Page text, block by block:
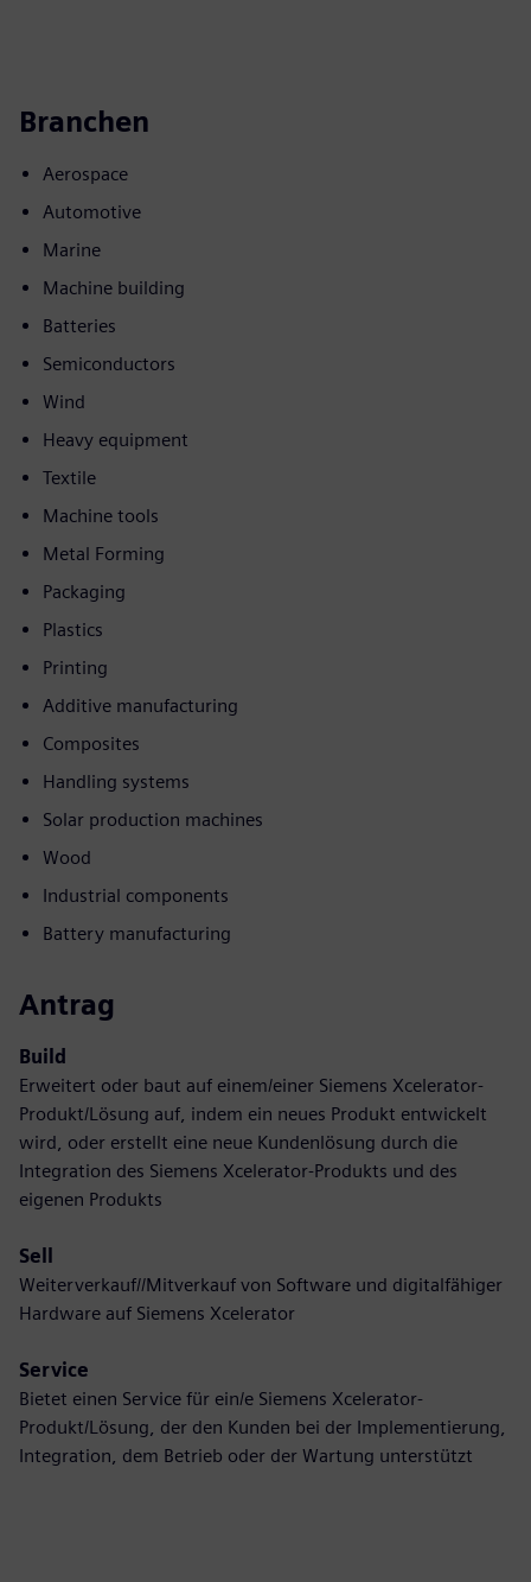
Branchen
Aerospace
Automotive
Marine
Machine building
Batteries
Semiconductors
Wind
Heavy equipment
Textile
Machine tools
Metal Forming
Packaging
Plastics
Printing
Additive manufacturing
Composites
Handling systems
Solar production machines
Wood
Industrial components
Battery manufacturing
Antrag
Build
Erweitert oder baut auf einem/einer Siemens Xcelerator-
Produkt/Lösung auf, indem ein neues Produkt entwickelt
wird, oder erstellt eine neue Kundenlösung durch die
Integration des Siemens Xcelerator-Produkts und des
eigenen Produkts
Sell
Weiterverkauf//Mitverkauf von Software und digitalfähiger
Hardware auf Siemens Xcelerator
Service
Bietet einen Service für ein/e Siemens Xcelerator-
Produkt/Lösung, der den Kunden bei der Implementierung,
Integration, dem Betrieb oder der Wartung unterstützt